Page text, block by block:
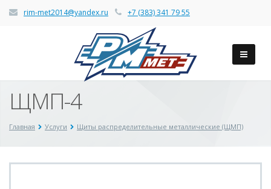
rim-met2014@yandex.ru +7 (383) 341 79 55
ЩМП-4
Главная Услуги Щиты распределительные металлические (ЩМП)